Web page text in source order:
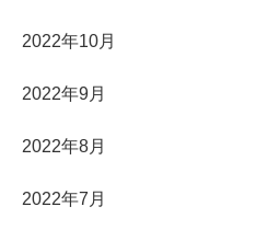
2022年10月
2022年9月
2022年8月
2022年7月